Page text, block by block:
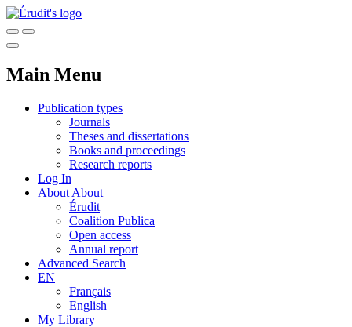
Main Menu
Publication types
Journals
Theses and dissertations
Books and proceedings
Research reports
Log In
About About
Érudit
Coalition Publica
Open access
Annual report
Advanced Search
EN
Français
English
My Library